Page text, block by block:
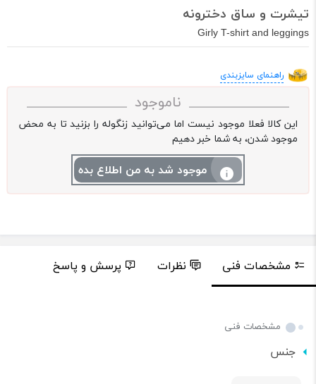
تیشرت و ساق دخترونه
Girly T-shirt and leggings
راهنمای سایزبندی
ناموجود
این کالا فعلا موجود نیست اما می‌توانید زنگوله را بزنید تا به محض
موجود شدن، به شما خبر دهیم
موجود شد به من اطلاع بده
مشخصات فنی نظرات پرسش و پاسخ
مشخصات فنی
جنس